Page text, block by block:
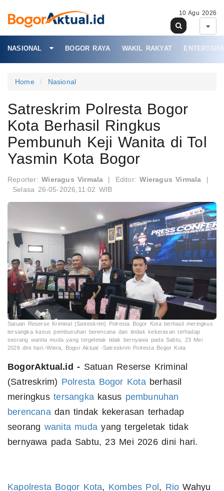
10 Agu 2026
NASIONAL BOGOR RAYA WAKIL RAKYAT
Home Nasional
Satreskrim Polresta Bogor
Kota Berhasil Ringkus
Pembunuh Keji Wanita di Tol
Yasmin Kota Bogor
Reporter:Wieragus Virmala | Editor:Wieragus Virmala
|
Selasa 26-05-2026,11:02 WIB
Satuan Reserse Kriminal (Satreskrim) Polresta Bogor Kota berhasil meringkus
tersangka kasus pembunuhan berencana dan tindak kekerasan terhadap
seorang wanita muda yang tergeletak tidak bernyawa pada Sabtu, 23 Mei
2026 dini hari.-Wiera, Bogor Aktual -Satreskrim Polresta Bogor Kota
BogorAktual.id - Satuan Reserse Kriminal
(Satreskrim) Polresta Bogor Kotaberhasil
meringkustersangkakasus pembunuhan
berencanadan tindak kekerasan terhadap
seorang wanita muda yang tergeletak tidak
bernyawa pada Sabtu, 23 Mei 2026 dini hari.
Kapolresta Bogor Kota, Kombes Pol , Rio Wahyu